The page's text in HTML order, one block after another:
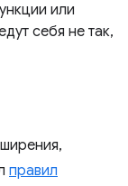
или
себя не так,
правил